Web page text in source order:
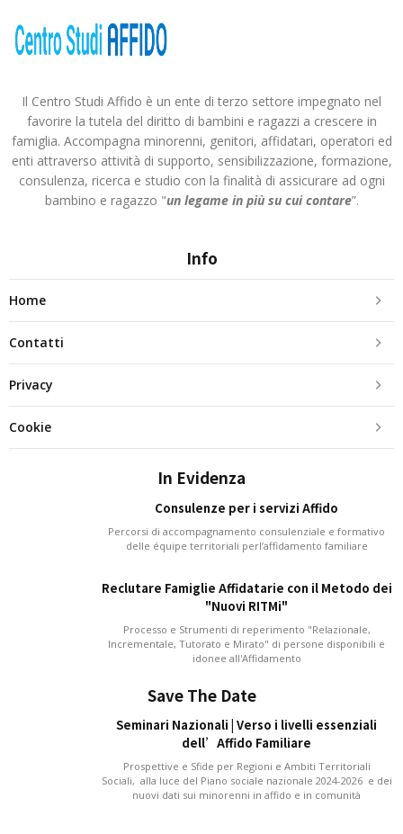
Il Centro Studi Affido è un ente di terzo settore impegnato nel
favorire la tutela del diritto di bambini e ragazzi a crescere in
famiglia. Accompagna minorenni, genitori, affidatari, operatori ed
enti attraverso attività di supporto, sensibilizzazione, formazione,
consulenza, ricerca e studio con la finalità di assicurare ad ogni
bambino e ragazzo "un legame in più su cui contare”.
Info
Home
Contatti
Privacy
Cookie
In Evidenza
Consulenze per i servizi Affido
Percorsi di accompagnamento consulenziale e formativo
delle équipe territoriali perl’affidamento familiare
Reclutare Famiglie Affidatarie con il Metodo dei
"Nuovi RITMi"
Processo e Strumenti di reperimento "Relazionale,
Incrementale, Tutorato e Mirato" di persone disponibili e
idonee all'Affidamento
Save The Date
Seminari Nazionali | Verso i livelli essenziali
dell’Affido Familiare
Prospettive e Sfide per Regioni e Ambiti Territoriali
Sociali, alla luce del Piano sociale nazionale 2024-2026 e dei
nuovi dati sui minorenni in affido e in comunità